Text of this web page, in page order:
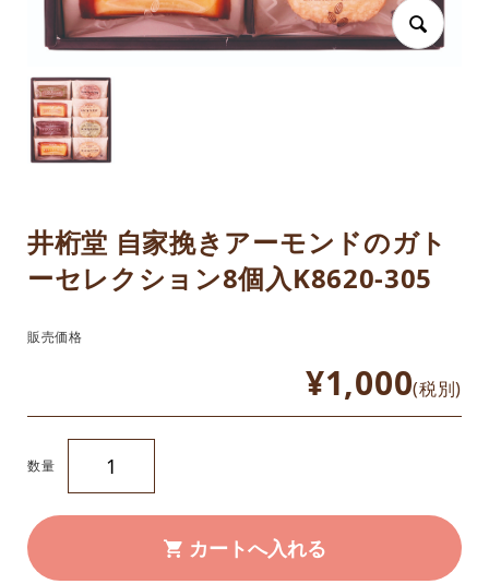
井桁堂 自家挽きアーモンドのガト
ーセレクション8個入K8620-305
販売価格
¥1,000(税別)
数量